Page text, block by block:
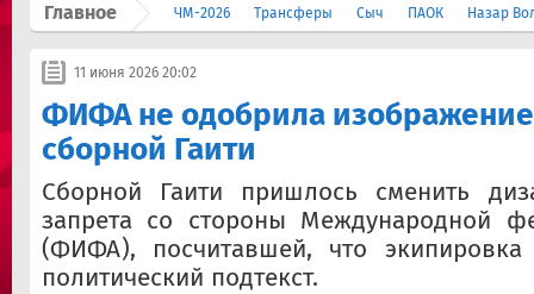
Главное ЧМ-2026 Трансферы Сыч ПАОК Назар
11 июня 2026 20:02
ФИФА не одобрила
сборной Гаити
Сборной Гаити пришлось сменить
запрета со стороны Международной
(ФИФА), посчитавшей, что
политический подтекст.